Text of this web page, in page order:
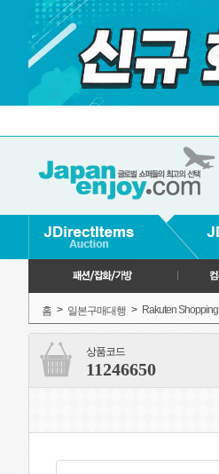
홈 > 일본구매대행 > Rakuten Shopping
상품코드
11246650